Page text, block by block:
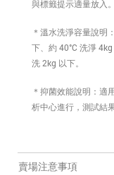
與標籤提示適量放入。
＊溫水洗淨容量說明
下、約 40°C 洗淨
洗 2kg 以下。
＊抑菌效能說明：適
析中心進行，測試結
賣場注意事項